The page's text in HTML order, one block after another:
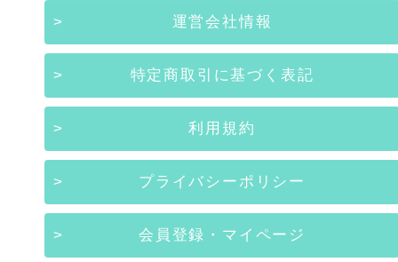
運営会社情報
特定商取引に基づく表記
利用規約
プライバシーポリシー
会員登録・マイページ